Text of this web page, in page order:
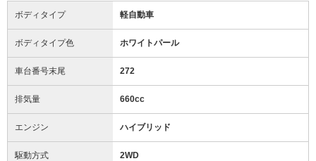
ボディタイプ 軽自動車
ボディタイプ色 ホワイトパール
車台番号末尾 272
排気量 660cc
エンジン ハイブリッド
駆動方式 2WD